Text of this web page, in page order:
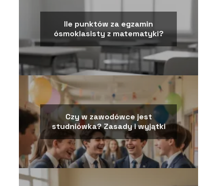
Ile punktów za egzamin
ósmoklasisty z matematyki?
Czy w zawodówce jest
studniówka? Zasady i wyjątki